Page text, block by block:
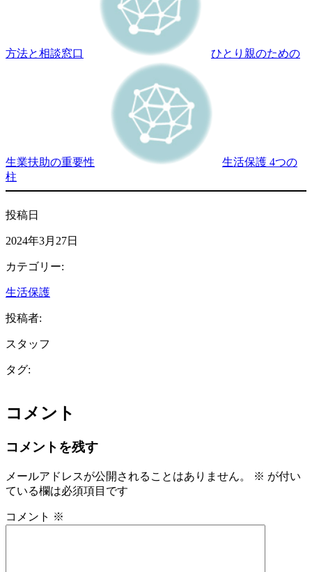
方法と相談窓口 ひとり親のための
生業扶助の重要性
生活保護 4つの
柱
投稿日
2024年3月27日
カテゴリー:
生活保護
投稿者:
スタッフ
タグ:
コメント
コメントを残す
メールアドレスが公開されることはありません。 ※ が付い
ている欄は必須項目です
コメント ※